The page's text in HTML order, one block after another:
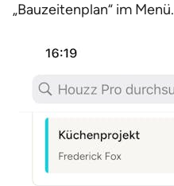
„Bauzeitenplan“ im Menü.